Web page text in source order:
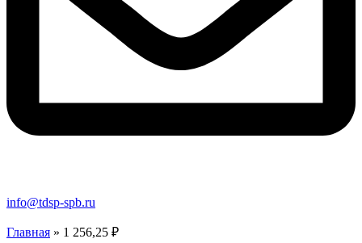
info@tdsp-spb.ru
Главная » 1 256,25 ₽